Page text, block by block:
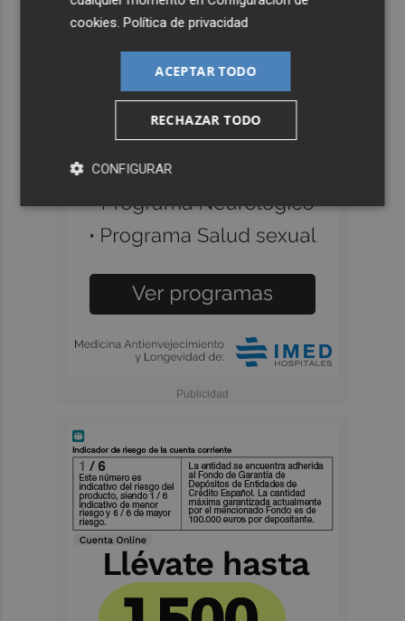
cookies .Política de privacidad
ACEPTAR TODO
RECHAZAR TODO
CONFIGURAR